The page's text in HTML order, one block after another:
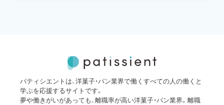
パティシエントは、洋菓子・パン業界で働くすべての人の働くと
学ぶを応援するサイトです。
夢や働きがいがあっても、離職率が高い洋菓子・パン業界。離職